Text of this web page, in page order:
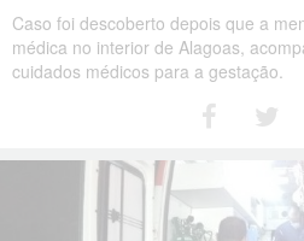
Caso foi descoberto depois que a
médica no interior de Alagoas,
cuidados médicos para a gestação.